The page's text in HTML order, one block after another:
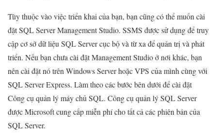
Tùy thuộc vào việc triển khai của bạn, bạn cũng có thể muốn cài
đặt SQL Server Management Studio. SSMS được sử dụng để truy
cập cơ sở dữ liệu SQL Server cục bộ và từ xa để quản trị và phát
triển. Nếu bạn chưa cài đặt Management Studio ở nơi khác, bạn
nên cài đặt nó trên Windows Server hoặc VPS của mình cùng với
SQL Server Express. Làm theo các bước bên dưới để cài đặt
Công cụ quản lý máy chủ SQL. Công cụ quản lý SQL Server
được Microsoft cung cấp miễn phí cho tất cả các phiên bản của
SQL Server.